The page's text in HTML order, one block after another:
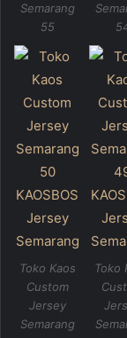
Semarang
55
Toko Kaos
Custom
Jersey
Semarang
Toko